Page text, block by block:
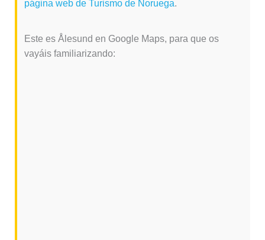
página web de Turismo de Noruega.
Este es Ålesund en Google Maps, para que os
vayáis familiarizando: